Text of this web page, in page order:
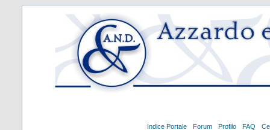
Indice Portale Forum Profilo FAQ